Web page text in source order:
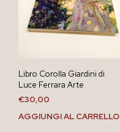
Libro Corolla Giardini di
Luce Ferrara Arte
€30,00
AGGIUNGI AL CARRELLO